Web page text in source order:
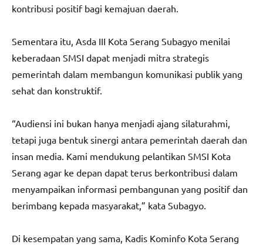
kontribusi positif bagi kemajuan daerah.
Sementara itu, Asda III Kota Serang Subagyo menilai
keberadaan SMSI dapat menjadi mitra strategis
pemerintah dalam membangun komunikasi publik yang
sehat dan konstruktif.
“Audiensi ini bukan hanya menjadi ajang silaturahmi,
tetapi juga bentuk sinergi antara pemerintah daerah dan
insan media. Kami mendukung pelantikan SMSI Kota
Serang agar ke depan dapat terus berkontribusi dalam
menyampaikan informasi pembangunan yang positif dan
berimbang kepada masyarakat,” kata Subagyo.
Di kesempatan yang sama, Kadis Kominfo Kota Serang